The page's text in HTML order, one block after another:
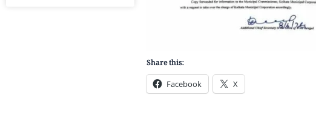
Share this:
Facebook X